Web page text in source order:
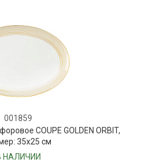
001859
COUPE GOLDEN ORBIT,
35х25 см
НАЛИЧИИ